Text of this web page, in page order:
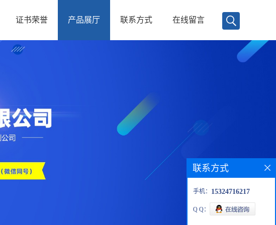
证书荣誉 产品展厅 联系方式 在线留言
联系方式
手机： 15324716217
Q Q：